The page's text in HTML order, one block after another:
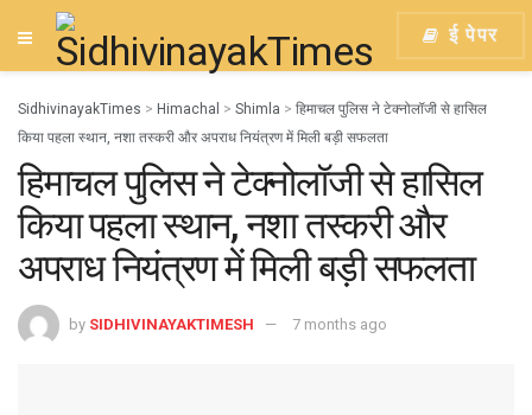
ई पेपर
SidhivinayakTimes > Himachal > Shimla > हिमाचल पुलिस ने टेक्नोलॉजी से हासिल
किया पहला स्थान, नशा तस्करी और अपराध नियंत्रण में मिली बड़ी सफलता
हिमाचल पुलिस ने टेक्नोलॉजी से हासिल
किया पहला स्थान, नशा तस्करी और
अपराध नियंत्रण में मिली बड़ी सफलता
by SIDHIVINAYAKTIMESH 7 months ago